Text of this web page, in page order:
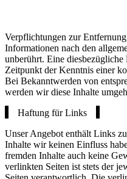
Verpflichtungen zur
Informationen nach den
unberührt. Eine
Zeitpunkt der Kenntnis einer
Bei Bekanntwerden von
werden wir diese Inhalte
Haftung für Links
Unser Angebot enthält Links
Inhalte wir keinen Einfluss
fremden Inhalte auch keine
verlinkten Seiten ist stets der